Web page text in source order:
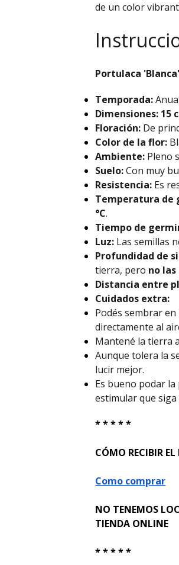
de un color
Portulaca
Temporada:
Dimensiones: 15
Floración: De
Color de la flor:
Ambiente: Pleno
Suelo:Con muy
Resistencia: Es
Temperatura de
°C.
Tiempo de
Luz: Las semillas
Profundidad de
tierra, pero no las
Distancia entre
Cuidados extra:
Podés sembrar
directamente al
Mantené la tierra
Aunque tolera la
lucir mejor.
Es bueno podar
estimular que
* * * * *
CÓMO RECIBIR EL
Como comprar
NO TENEMOS
TIENDA ONLINE
* * * * *